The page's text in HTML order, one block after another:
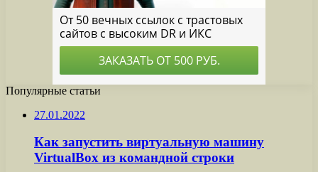
Популярные статьи
27.01.2022
Как запустить виртуальную машину
VirtualBox из командной строки